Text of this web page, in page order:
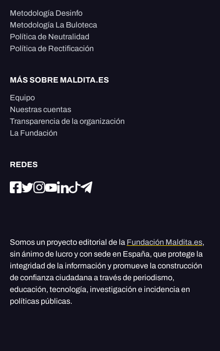
Metodología Desinfo
Metodología La Buloteca
Política de Neutralidad
Política de Rectificación
MÁS SOBRE MALDITA.ES
Equipo
Nuestras cuentas
Transparencia de la organización
La Fundación
REDES
Somos un proyecto editorial de la Fundación Maldita.es,
sin ánimo de lucro y con sede en España, que protege la
integridad de la información y promueve la construcción
de confianza ciudadana a través de periodismo,
educación, tecnología, investigación e incidencia en
políticas públicas.